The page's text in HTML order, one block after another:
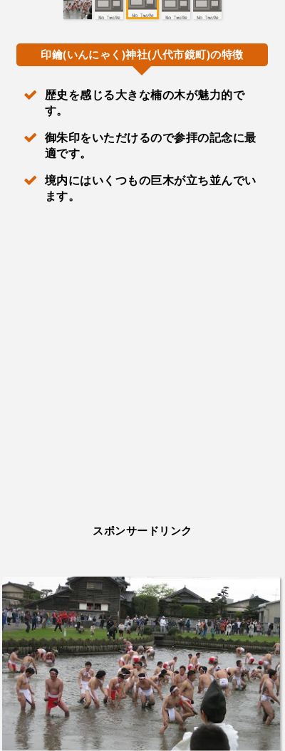
印鑰(いんにゃく)神社(八代市鏡町)の特徴
歴史を感じる大きな楠の木が魅力的で
す。
御朱印をいただけるので参拝の記念に最
適です。
境内にはいくつもの巨木が立ち並んでい
ます。
スポンサードリンク